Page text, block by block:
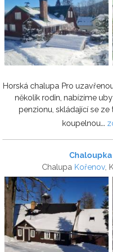
Horská chalupa Pro
několik rodin, nabízíme
penzionu, skládající se
koupelnou...
Chalupa Kořenov ,